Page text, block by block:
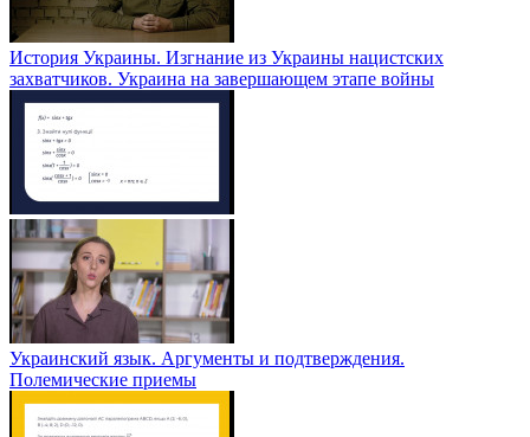
История Украины. Изгнание из Украины нацистских
захватчиков. Украина на завершающем этапе войны
Украинский язык. Аргументы и подтверждения.
Полемические приемы